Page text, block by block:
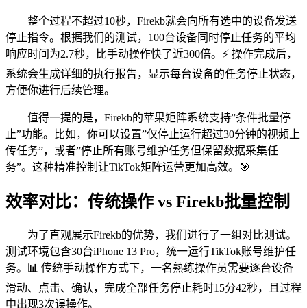
整个过程不超过10秒，Firekb就会向所有选中的设备发送
停止指令。根据我们的测试，100台设备同时停止任务的平均
响应时间为2.7秒，比手动操作快了近300倍。⚡ 操作完成后，
系统会生成详细的执行报告，显示每台设备的任务停止状态，
方便你进行后续管理。
值得一提的是，Firekb的苹果矩阵系统支持”条件批量停
止”功能。比如，你可以设置”仅停止运行超过30分钟的视频上
传任务”，或者”停止所有账号维护任务但保留数据采集任
务”。这种精准控制让TikTok矩阵运营更加高效。🎯
效率对比：传统操作 vs Firekb批量控制
为了直观展示Firekb的优势，我们进行了一组对比测试。
测试环境包含30台iPhone 13 Pro，统一运行TikTok账号维护任
务。📊 传统手动操作方式下，一名熟练操作员需要逐台设备
滑动、点击、确认，完成全部任务停止耗时15分42秒，且过程
中出现3次误操作。